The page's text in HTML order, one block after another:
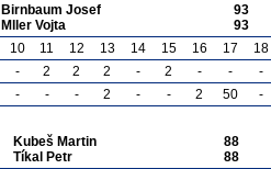
Birnbaum Josef
Mller Vojta
93
93
10 11 12 13 14 15 16 17
18
- 2 2 2 - 2 - -
-
- - - 2 - - 2 50 -
Kubeš Martin
Tíkal Petr
88
88